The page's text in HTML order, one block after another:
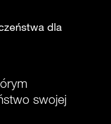
dla
swojej